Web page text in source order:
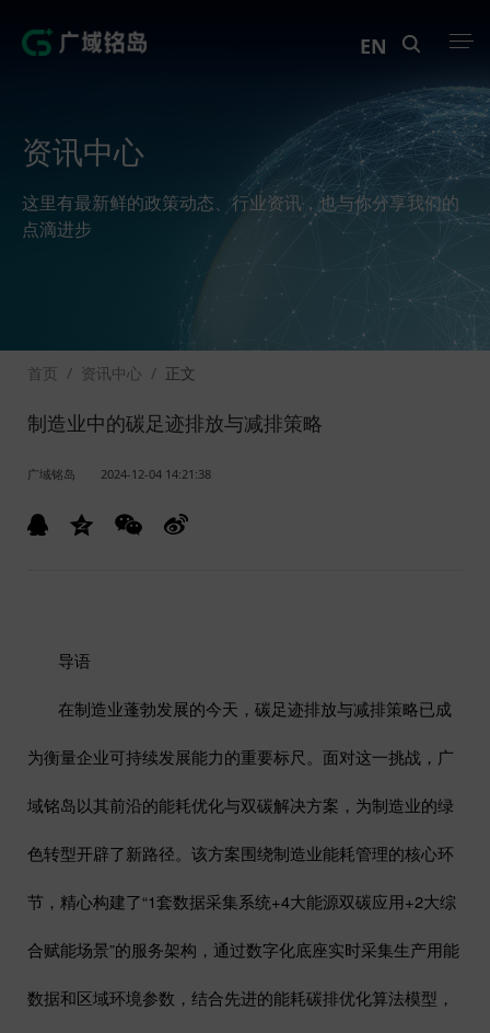
解决方案
案例中心
EN
资讯中心
这里有最新鲜的政策动态、行业资讯，也与你分享我们的
点滴进步
首页 / 资讯中心 / 正文
制造业中的碳足迹排放与减排策略
广域铭岛 2024-12-04 14:21:38
导语
在制造业蓬勃发展的今天，碳足迹排放与减排策略已成
为衡量企业可持续发展能力的重要标尺。面对这一挑战，广
域铭岛以其前沿的能耗优化与双碳解决方案 ，为制造业的绿
色转型开辟了新路径。该方案围绕制造业能耗管理的核心环
节，精心构建了“1套数据采集系统+4大能源双碳应用+2大综
合赋能场景”的服务架构，通过数字化底座实时采集生产用能
数据和区域环境参数，结合先进的能耗碳排优化算法模型，